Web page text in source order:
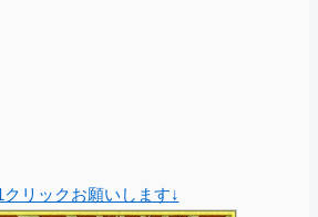
クリックお願いします↓